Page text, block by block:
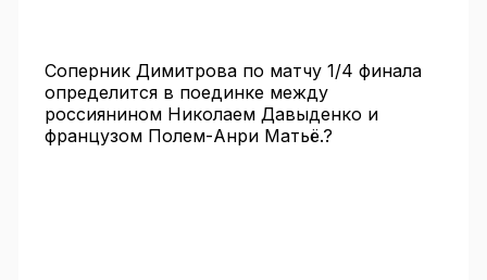
Соперник Димитрова по матчу 1/4 финала
определится в поединке между
россиянином Николаем Давыденко и
французом Полем-Анри Матьё.?